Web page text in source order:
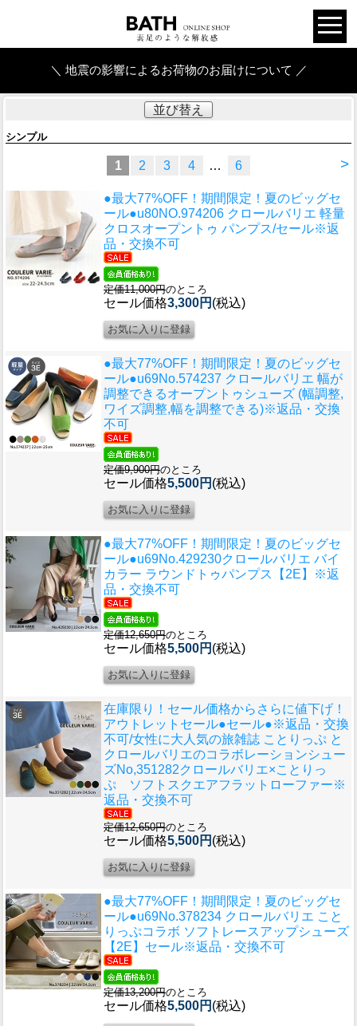
＼ 地震の影響によるお荷物のお届けについて ／
並び替え
シンプル
>
1 2 3 4 … 6
●最大77%OFF！期間限定！夏のビッグセ
ール●u80NO.974206 クロールバリエ 軽量
クロスオープントゥ パンプス/セール※返
品・交換不可
定価11,000円のところ
セール価格3,300円 (税込)
●最大77%OFF！期間限定！夏のビッグセ
ール●u69No.574237 クロールバリエ 幅が
調整できるオープントゥシューズ (幅調整,
ワイズ調整,幅を調整できる)※返品・交換
不可
定価9,900円のところ
セール価格5,500円 (税込)
●最大77%OFF！期間限定！夏のビッグセ
ール●u69No.429230クロールバリエ バイ
カラー ラウンドトゥパンプス【2E】※返
品・交換不可
定価12,650円のところ
セール価格5,500円 (税込)
在庫限り！セール価格からさらに値下げ！
アウトレットセール●セール●※返品・交換
不可/女性に大人気の旅雑誌 ことりっぷ と
クロールバリエのコラボレーションシュー
ズNo,351282クロールバリエ×ことりっ
ぷ ソフトスクエアフラットローファー※
返品・交換不可
定価12,650円のところ
セール価格5,500円 (税込)
●最大77%OFF！期間限定！夏のビッグセ
ール●u69No.378234 クロールバリエ こと
りっぷコラボ ソフトレースアップシューズ
【2E】セール※返品・交換不可
定価13,200円のところ
セール価格5,500円 (税込)